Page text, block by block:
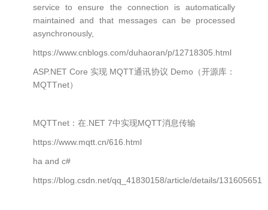
service to ensure the connection is automatically
maintained and that messages can be processed
asynchronously,
https://www.cnblogs.com/duhaoran/p/12718305.html
ASP.NET Core 实现 MQTT通讯协议 Demo（开源库：
MQTTnet）
MQTTnet：在.NET 7中实现MQTT消息传输
https://www.mqtt.cn/616.html
ha and c#
https://blog.csdn.net/qq_41830158/article/details/131605651